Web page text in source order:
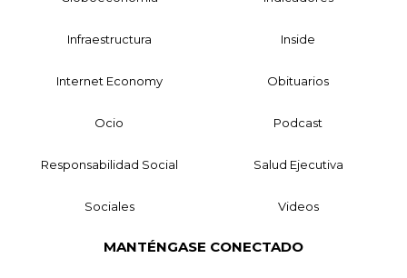
Infraestructura Inside
Internet Economy Obituarios
Ocio Podcast
Responsabilidad Social Salud Ejecutiva
Sociales Videos
MANTÉNGASE CONECTADO